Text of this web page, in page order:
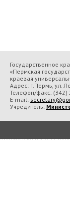
Государственное
«Пермская
краевая
Адрес: г.Пермь, ул.
Телефон/факс: (342)
E-mail:
Учредитель:
Во время посещения
библиотека им. А. М.